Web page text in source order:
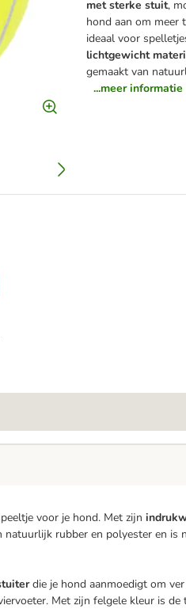
met sterke stuit,
hond aan om meer
ideaal voor
lichtgewicht
gemaakt van
...meer informatie
tennisbal
voor je hond. Met zijn
natuurlijk rubber en polyester en is
die je hond aanmoedigt om
Met zijn felgele kleur is